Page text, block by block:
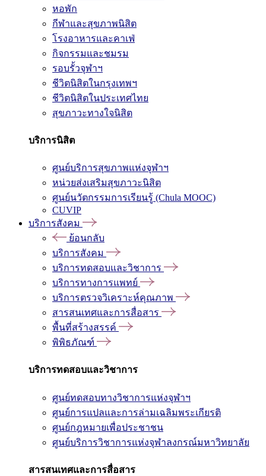
หอพัก
กีฬาและสุขภาพนิสิต
โรงอาหารและคาเฟ่
กิจกรรมและชมรม
รอบรั้วจุฬาฯ
ชีวิตนิสิตในกรุงเทพฯ
ชีวิตนิสิตในประเทศไทย
สุขภาวะทางใจนิสิต
บริการนิสิต
ศูนย์บริการสุขภาพแห่งจุฬาฯ
หน่วยส่งเสริมสุขภาวะนิสิต
ศูนย์นวัตกรรมการเรียนรู้ (Chula MOOC)
CUVIP
บริการสังคม
ย้อนกลับ
บริการสังคม
บริการทดสอบและวิชาการ
บริการทางการแพทย์
บริการตรวจวิเคราะห์คุณภาพ
สารสนเทศและการสื่อสาร
พื้นที่สร้างสรรค์
พิพิธภัณฑ์
บริการทดสอบและวิชาการ
ศูนย์ทดสอบทางวิชาการแห่งจุฬาฯ
ศูนย์การแปลและการล่ามเฉลิมพระเกียรติ
ศูนย์กฎหมายเพื่อประชาชน
ศูนย์บริการวิชาการแห่งจุฬาลงกรณ์มหาวิทยาลัย
สารสนเทศและการสื่อสาร